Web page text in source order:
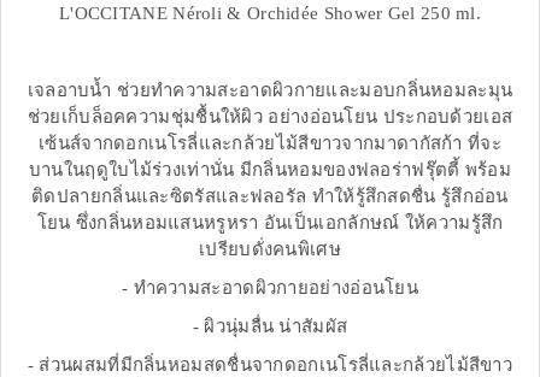
L'OCCITANE Néroli & Orchidée Shower Gel 250 ml.
เจลอาบน้ำ ช่วยทำความสะอาดผิวกายและมอบกลิ่นหอมละมุน
ช่วยเก็บล็อคความชุ่มชื้นให้ผิว อย่างอ่อนโยน ประกอบด้วยเอส
เซ้นส์จากดอกเนโรลี่และกล้วยไม้สีขาวจากมาดากัสก้า ที่จะ
บานในฤดูใบไม้ร่วงเท่านั่น มีกลิ่นหอมของฟลอร่าฟรุ๊ตตี้ พร้อม
ติดปลายกลิ่นและซิตรัสและฟลอรัล ทำให้รู้สึกสดชื่น รู้สึกอ่อน
โยน ซึ่งกลิ่นหอมแสนหรูหรา อันเป็นเอกลักษณ์ ให้ความรู้สึก
เปรียบดั่งคนพิเศษ
- ทำความสะอาดผิวกายอย่างอ่อนโยน
- ผิวนุ่มลื่น น่าสัมผัส
- ส่วนผสมที่มีกลิ่นหอมสดชื่นจากดอกเนโรลี่และกล้วยไม้สีขาว